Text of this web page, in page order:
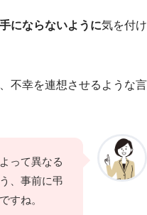
にならないように気を付け
不幸を連想させるような言
って異なる
、事前に弔
すね。